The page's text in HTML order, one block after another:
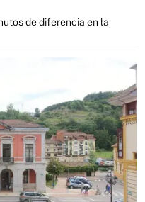
de diferencia en la